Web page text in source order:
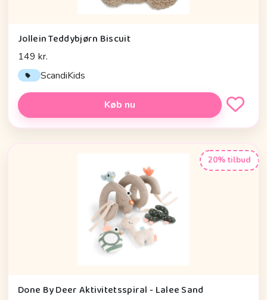
Jollein Teddybjørn Biscuit
149 kr.
ScandiKids
Køb nu
20% tilbud
Done By Deer Aktivitetsspiral - Lalee Sand